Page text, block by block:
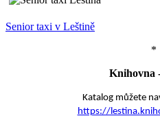
Senior taxi v Leštině
*
Knihovna
Katalog můžete
https://